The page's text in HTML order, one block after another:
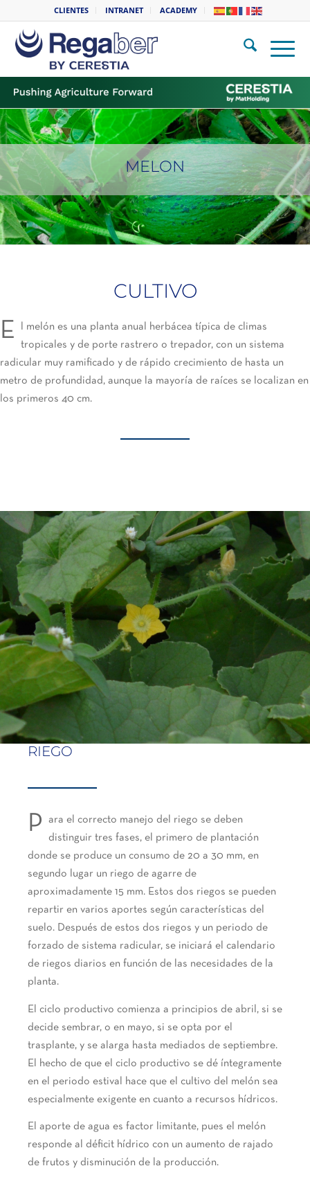
CLIENTES INTRANET ACADEMY
MELON
CULTIVO
E
l melón es una planta anual herbácea típica de climas
tropicales y de porte rastrero o trepador, con un sistema
radicular muy ramificado y de rápido crecimiento de hasta un
metro de profundidad, aunque la mayoría de raíces se localizan en
los primeros 40 cm.
RIEGO
P
ara el correcto manejo del riego se deben
distinguir tres fases, el primero de plantación
donde se produce un consumo de 20 a 30 mm, en
segundo lugar un riego de agarre de
aproximadamente 15 mm. Estos dos riegos se pueden
repartir en varios aportes según características del
suelo. Después de estos dos riegos y un periodo de
forzado de sistema radicular, se iniciará el calendario
de riegos diarios en función de las necesidades de la
planta.
El ciclo productivo comienza a principios de abril, si se
decide sembrar, o en mayo, si se opta por el
trasplante, y se alarga hasta mediados de septiembre.
El hecho de que el ciclo productivo se dé íntegramente
en el periodo estival hace que el cultivo del melón sea
especialmente exigente en cuanto a recursos hídricos.
El aporte de agua es factor limitante, pues el melón
responde al déficit hídrico con un aumento de rajado
de frutos y disminución de la producción.